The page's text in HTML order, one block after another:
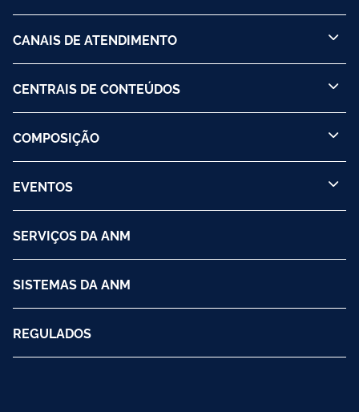
CANAIS DE ATENDIMENTO
CENTRAIS DE CONTEÚDOS
COMPOSIÇÃO
EVENTOS
SERVIÇOS DA ANM
SISTEMAS DA ANM
REGULADOS